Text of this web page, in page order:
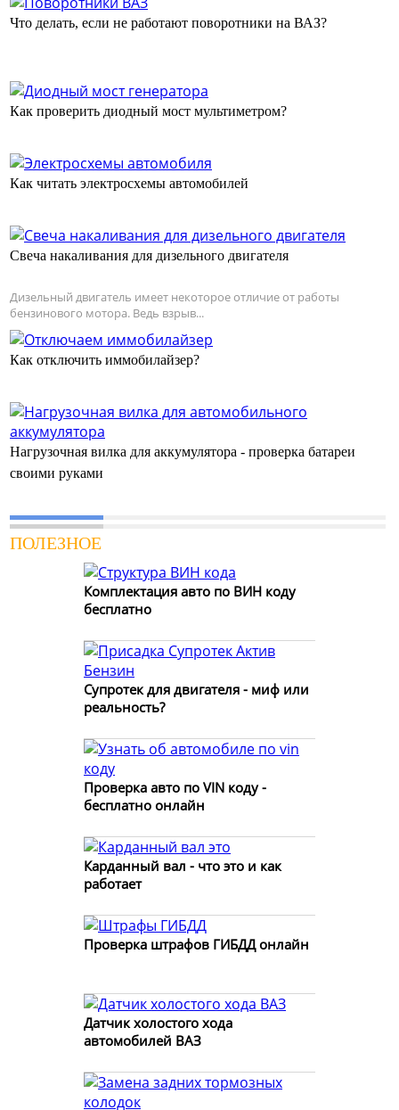
Что делать, если не работают поворотники на ВАЗ?
Как проверить диодный мост мультиметром?
Как читать электросхемы автомобилей
Свеча накаливания для дизельного двигателя
Дизельный двигатель имеет некоторое отличие от работы
бензинового мотора. Ведь взрыв...
Как отключить иммобилайзер?
Нагрузочная вилка для аккумулятора - проверка батареи
своими руками
ПОЛЕЗНОЕ
Комплектация авто по ВИН коду
бесплатно
Супротек для двигателя - миф или
реальность?
Проверка авто по VIN коду -
бесплатно онлайн
Карданный вал - что это и как
работает
Проверка штрафов ГИБДД онлайн
Датчик холостого хода
автомобилей ВАЗ